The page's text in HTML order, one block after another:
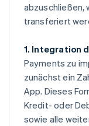
abzuschließen,
transferiert
1. Integration
Payments zu
zunächst ein
App. Dieses
Kredit- oder
sowie alle